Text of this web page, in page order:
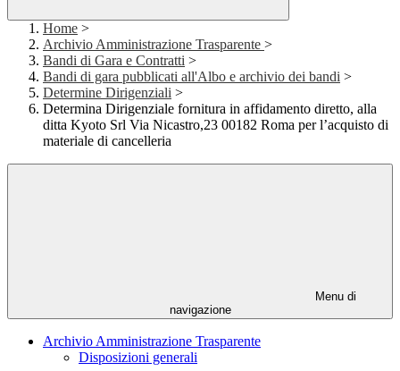
Home >
Archivio Amministrazione Trasparente >
Bandi di Gara e Contratti >
Bandi di gara pubblicati all'Albo e archivio dei bandi >
Determine Dirigenziali >
Determina Dirigenziale fornitura in affidamento diretto, alla
ditta Kyoto Srl Via Nicastro,23 00182 Roma per l’acquisto di
materiale di cancelleria
Menu di
navigazione
Archivio Amministrazione Trasparente
Disposizioni generali